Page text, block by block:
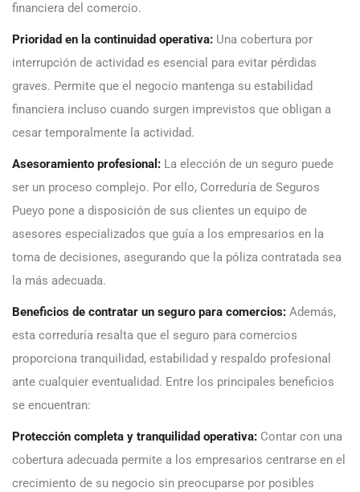
financiera del comercio.
Prioridad en la continuidad operativa: Una cobertura por
interrupción de actividad es esencial para evitar pérdidas
graves. Permite que el negocio mantenga su estabilidad
financiera incluso cuando surgen imprevistos que obligan a
cesar temporalmente la actividad.
Asesoramiento profesional: La elección de un seguro puede
ser un proceso complejo. Por ello, Correduría de Seguros
Pueyo pone a disposición de sus clientes un equipo de
asesores especializados que guía a los empresarios en la
toma de decisiones, asegurando que la póliza contratada sea
la más adecuada.
Beneficios de contratar un seguro para comercios: Además,
esta correduría resalta que el seguro para comercios
proporciona tranquilidad, estabilidad y respaldo profesional
ante cualquier eventualidad. Entre los principales beneficios
se encuentran:
Protección completa y tranquilidad operativa: Contar con una
cobertura adecuada permite a los empresarios centrarse en el
crecimiento de su negocio sin preocuparse por posibles